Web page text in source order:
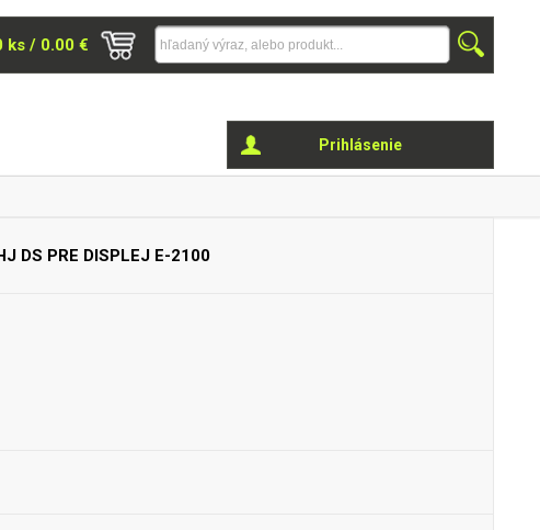
ks / 0.00 €
Prihlásenie
DS PRE DISPLEJ E-2100